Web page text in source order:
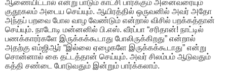
ஆணையிட்டால் என்று பாடும் காட்சி பார்க்கும் அனைவரையும்
குதூகலம் அடைய செய்யும். ஆயிரத்தில் ஒருவனில் அவர் அதோ
அந்தப் பறவை போல வாழ வேண்டும் என்றால் விசில் பறக்கத்தான்
செய்யும். நாடோடி மன்னனில் பி.எஸ். வீரப்பா “சரிதான்! நாட்டில்
பணக்காரர்களே இருக்கக்கூடாது போலிருக்கிறது” என்றால்
அதற்கு எம்ஜிஆர் “இல்லை ஏழைகளே இருக்கக்கூடாது” என்று
சொன்னால் கை தட்டத்தான் செய்யும். அவர் சிலம்பம் ஆடுவதும்
கத்தி சண்டை போடுவதும் இன்றும் பார்க்கலாம்.